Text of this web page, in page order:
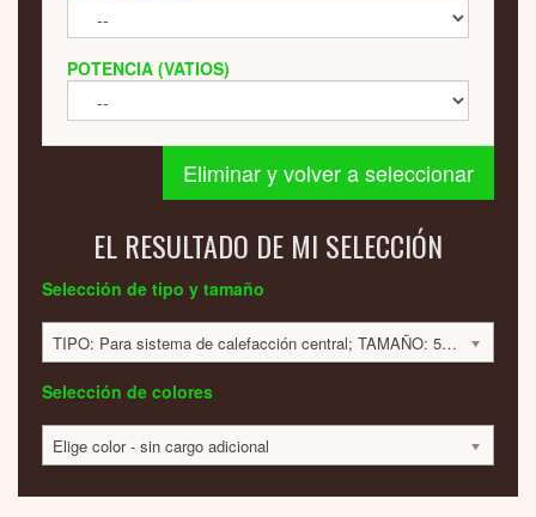
POTENCIA (VATIOS)
Eliminar y volver a seleccionar
EL RESULTADO DE MI SELECCIÓN
Selección de tipo y tamaño
TIPO: Para sistema de calefacción central; TAMAÑO: 559x500x40mm; 333 VATIOS; 537 EUR
Selección de colores
Elige color - sin cargo adicional